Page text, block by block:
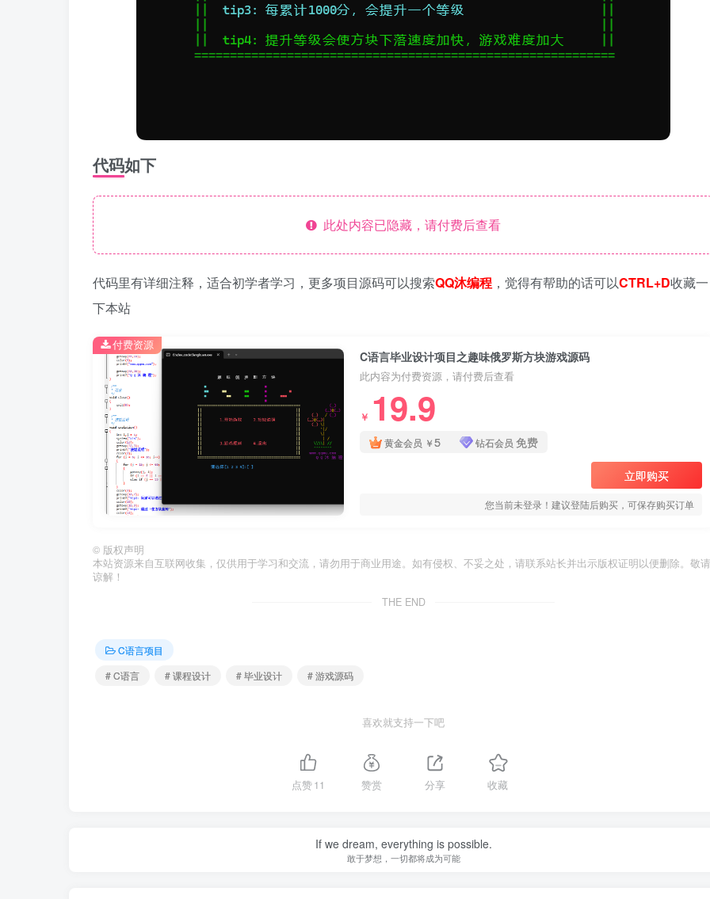
代码如下
此处内容已隐藏，请付费后查看
代码里有详细注释，适合初学者学习，更多项目源码可以搜索QQ沐编程 ，觉得有帮助的话可以CTRL+D收藏一
下本站
C语言毕业设计项目之趣味俄罗斯方块游戏源码
此内容为付费资源，请付费后查看
￥ 19.9
黄金会员 ￥5 钻石会员 免费
立即购买
您当前未登录！建议登陆后购买，可保存购买订单
付费资源
© 版权声明
本站资源来自互联网收集，仅供用于学习和交流，请勿用于商业用途。如有侵权、不妥之处，请联系站长并出示版权证明以便删除。敬请
谅解！
THE END
C语言项目
# C语言
# 课程设计 # 毕业设计 # 游戏源码
喜欢就支持一下吧
点赞11 赞赏 分享 收藏
If we dream, everything is possible.
敢于梦想，一切都将成为可能